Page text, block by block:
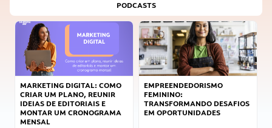
PODCASTS
MARKETING DIGITAL: COMO
CRIAR UM PLANO, REUNIR
IDEIAS DE EDITORIAIS E
MONTAR UM CRONOGRAMA
MENSAL
EMPREENDEDORISMO
FEMININO:
TRANSFORMANDO DESAFIOS
EM OPORTUNIDADES